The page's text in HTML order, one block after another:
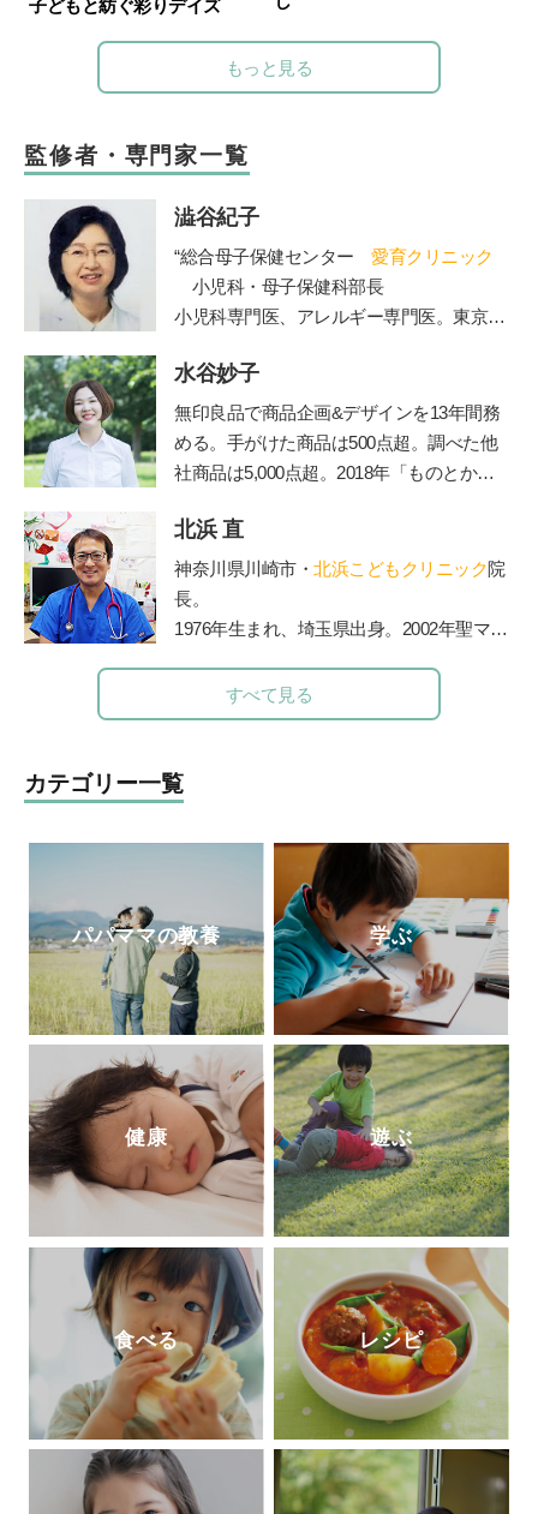
子どもと紡ぐ彩りデイズ
もっと見る
監修者・専門家一覧
澁谷紀子
“総合母子保健センター 愛育クリニック
小児科・母子保健科部長
小児科専門医、アレルギー専門医。東京大
東日本関東病院小児科などを経て現職。４
人の女の子の母でもある。”
水谷妙子
無印良品で商品企画&デザインを13年間務
める。手がけた商品は500点超。調べた他
社商品は5,000点超。2018年「ものとかぞ
納サービスやお片づけ講座を行うかたわ
ら、雑誌やWebでも活動中。フォロワー5.
1万人を超えるInstagramでは、マネしやす
い整理収納アイデアやモノ選び情報を発信
http://taekomizutani.com/
北浜 直
神奈川県川崎市・ 北浜こどもクリニック院
長。
1976年生まれ、埼玉県出身。2002年聖マリ
院の新生児科医長務める。2010年に北浜こ
どもクリニックを開院。2012年医療法人社
「アジアのリーダー100人」に、2015年か
ら3年連続選出されている。
すべて見る
カテゴリー一覧
パパママの教養 学ぶ
健康 遊ぶ
食べる レシピ